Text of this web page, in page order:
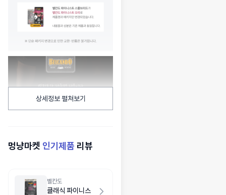
상세정보 펼쳐보기
멍냥마켓 인기제품 리뷰
벨칸도
클래식 파이니스